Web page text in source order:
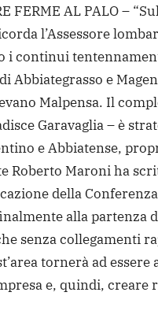
FERME AL PALO –
l’Assessore
i continui
Abbiategrasso e
Malpensa. Il
Garavaglia – è
e Abbiatense,
Roberto Maroni ha
della
alla partenza
senza collegamenti
tornerà ad essere
e, quindi, creare